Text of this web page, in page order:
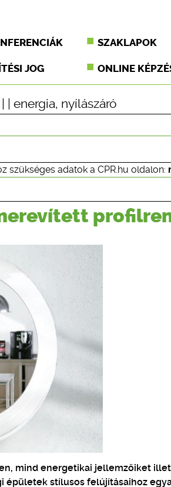
SZAKLAPOK
JOG ONLINE
energia, nyílászáró
szükséges adatok a CPR.hu oldalon:
mind energetikai jellemzőiket
stílusos felújításaihoz